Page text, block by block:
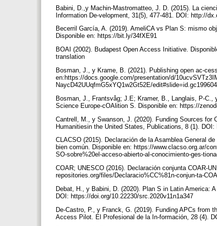
Babini, D.,y Machin-Mastromatteo, J. D. (2015). La
Information De-velopment, 31(5), 477-481. DOI: http://
Becerril García, A. (2019). AmeliCA vs Plan S: mismo
Disponible en: https://bit.ly/34fXE91
BOAI (2002). Budapest Open Access Initiative.
translation
Bosman, J., y Krame, B. (2021). Publishing open ac-
en:https://docs.google.com/presentation/d/
NaycD42UUqfmG5xYQ1w2Gt52E/
Bosman, J., Frantsvåg; J.E; Kramer, B., Langlais, P-C.,
Science Europe-cOAlition S. Disponible en: https://
Cantrell, M., y Swanson, J. (2020). Funding Sources
Humanitiesin the United States, Publications, 8 (1).
CLACSO (2015). Declaración de la Asamblea General
bien común. Disponible en: https://www.clacso.org.ar/
SO-sobre%20el-acceso-abierto-al-conocimiento-ges-
COAR; UNESCO (2016). Declaración conjunta COAR-
repositories.org/files/Declaracio%CC%81n-conjun-ta-
Debat, H., y Babini, D. (2020). Plan S in Latin America:
DOI: https://doi.org/10.22230/src.2020v11n1a347
De-Castro, P., y Franck, G. (2019). Funding APCs from
Access Pilot. El Profesional de la In-formación, 28 (4).